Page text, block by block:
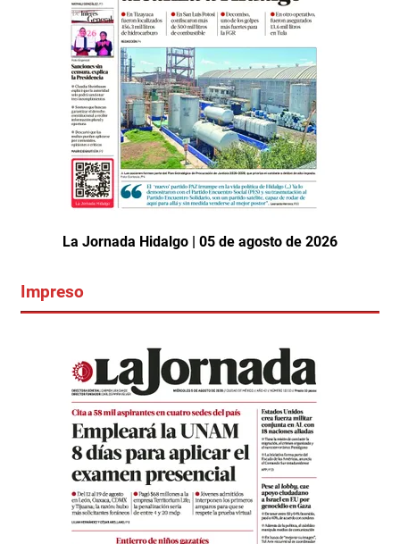
La Jornada Hidalgo | 05 de agosto de 2026
Impreso